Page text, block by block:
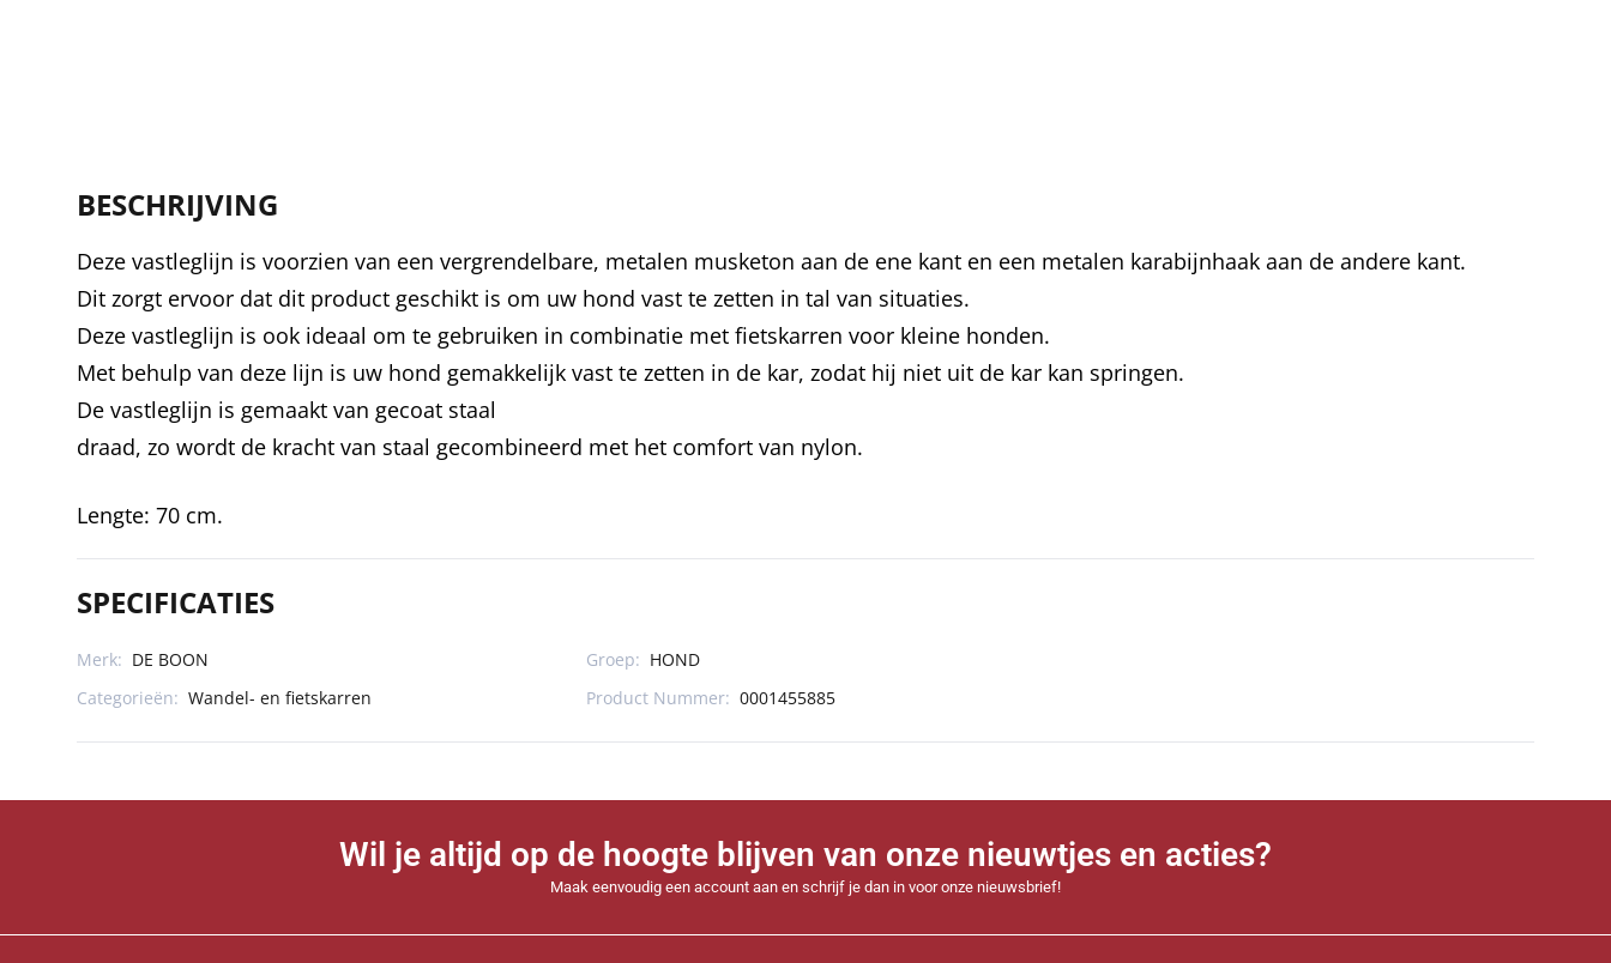
BESCHRIJVING
Deze vastleglijn is voorzien van een vergrendelbare, metalen musketon aan de ene kant en een metalen karabijnhaak aan de andere kant.
Dit zorgt ervoor dat dit product geschikt is om uw hond vast te zetten in tal van situaties.
Deze vastleglijn is ook ideaal om te gebruiken in combinatie met fietskarren voor kleine honden.
Met behulp van deze lijn is uw hond gemakkelijk vast te zetten in de kar, zodat hij niet uit de kar kan springen.
De vastleglijn is gemaakt van gecoat staal
draad, zo wordt de kracht van staal gecombineerd met het comfort van nylon.
Lengte: 70 cm.
SPECIFICATIES
Merk: DE BOON Groep: HOND
Categorieën: Wandel- en fietskarren Product Nummer: 0001455885
Wil je altijd op de hoogte blijven van onze nieuwtjes en acties?
Maak eenvoudig een account aan en schrijf je dan in voor onze nieuwsbrief!